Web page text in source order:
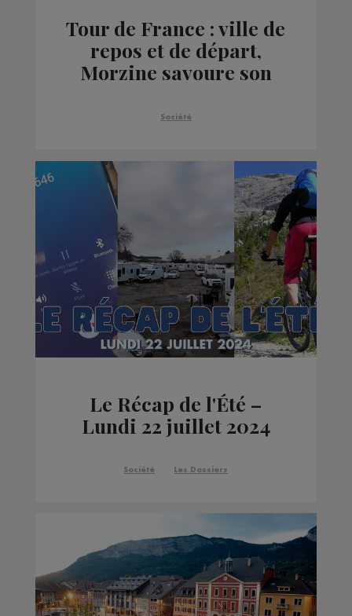
Tour de France : ville de
repos et de départ,
Morzine savoure son
Société
Le Récap de l'Été –
Lundi 22 juillet 2024
Société Les Dossiers